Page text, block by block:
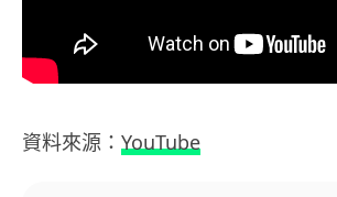
資料來源： YouTube